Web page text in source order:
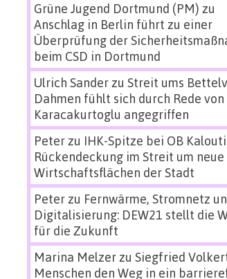
Grüne Jugend Dortmund (PM) zu
Anschlag in Berlin führt zu einer
Überprüfung der
beim CSD in Dortmund
Ulrich Sanderzu Streit ums
Dahmen fühlt sich durch Rede von
Karacakurtoglu angegriffen
Peterzu IHK-Spitze bei OB
Rückendeckung im Streit um neue
Wirtschaftsflächen der Stadt
Peterzu Fernwärme, Stromnetz
Digitalisierung: DEW21 stellt die
für die Zukunft
Marina Melzerzu Siegfried
Menschen den Weg in ein